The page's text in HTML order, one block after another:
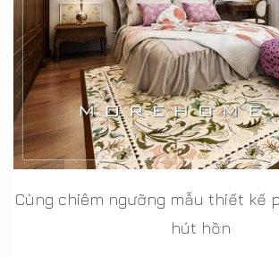
Cùng chiêm ngưỡng mẫu thiết kế
hút hồn